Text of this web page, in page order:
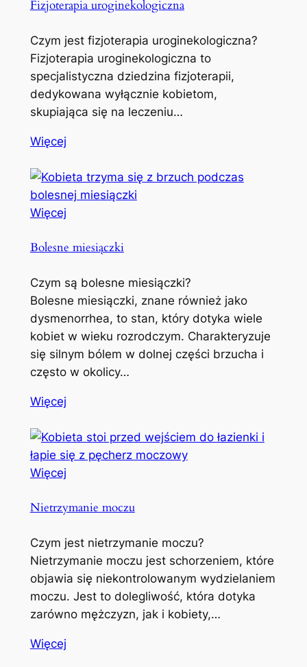
Fizjoterapia uroginekologiczna
Czym jest fizjoterapia uroginekologiczna?
Fizjoterapia uroginekologiczna to
specjalistyczna dziedzina fizjoterapii,
dedykowana wyłącznie kobietom,
skupiająca się na leczeniu…
Więcej
Więcej
Bolesne miesiączki
Czym są bolesne miesiączki?
Bolesne miesiączki, znane również jako
dysmenorrhea, to stan, który dotyka wiele
kobiet w wieku rozrodczym. Charakteryzuje
się silnym bólem w dolnej części brzucha i
często w okolicy…
Więcej
Więcej
Nietrzymanie moczu
Czym jest nietrzymanie moczu?
Nietrzymanie moczu jest schorzeniem, które
objawia się niekontrolowanym wydzielaniem
moczu. Jest to dolegliwość, która dotyka
zarówno mężczyzn, jak i kobiety,…
Więcej